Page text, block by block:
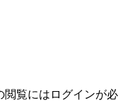
閲覧にはログインが必